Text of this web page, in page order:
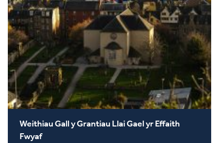
Weithiau Gall y Grantiau Llai Gael yr Effaith
Fwyaf